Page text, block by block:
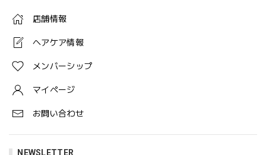
店舗情報
ヘアケア情報
メンバーシップ
マイページ
お問い合わせ
NEWSLETTER